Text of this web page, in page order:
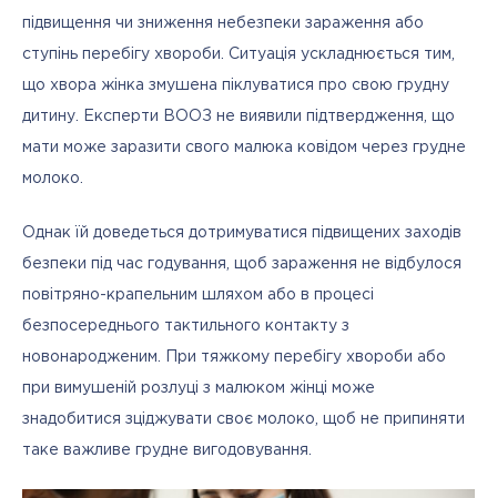
підвищення чи зниження небезпеки зараження або
ступінь перебігу хвороби. Ситуація ускладнюється тим,
що хвора жінка змушена піклуватися про свою грудну
дитину. Експерти ВООЗ не виявили підтвердження, що
мати може заразити свого малюка ковідом через грудне
молоко.
Однак їй доведеться дотримуватися підвищених заходів
безпеки під час годування, щоб зараження не відбулося
повітряно-крапельним шляхом або в процесі
безпосереднього тактильного контакту з
новонародженим. При тяжкому перебігу хвороби або
при вимушеній розлуці з малюком жінці може
знадобитися зціджувати своє молоко, щоб не припиняти
таке важливе грудне вигодовування.